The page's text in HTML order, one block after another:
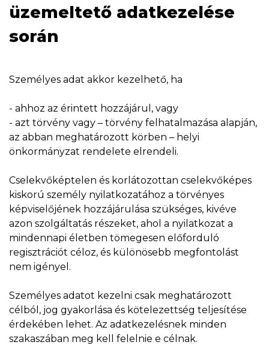
üzemeltető adatkezelése
során
Személyes adat akkor kezelhető, ha
- ahhoz az érintett hozzájárul, vagy
- azt törvény vagy – törvény felhatalmazása alapján,
az abban meghatározott körben – helyi
önkormányzat rendelete elrendeli.
Cselekvőképtelen és korlátozottan cselekvőképes
kiskorú személy nyilatkozatához a törvényes
képviselőjének hozzájárulása szükséges, kivéve
azon szolgáltatás részeket, ahol a nyilatkozat a
mindennapi életben tömegesen előforduló
regisztrációt céloz, és különösebb megfontolást
nem igényel.
Személyes adatot kezelni csak meghatározott
célból, jog gyakorlása és kötelezettség teljesítése
érdekében lehet. Az adatkezelésnek minden
szakaszában meg kell felelnie e célnak.